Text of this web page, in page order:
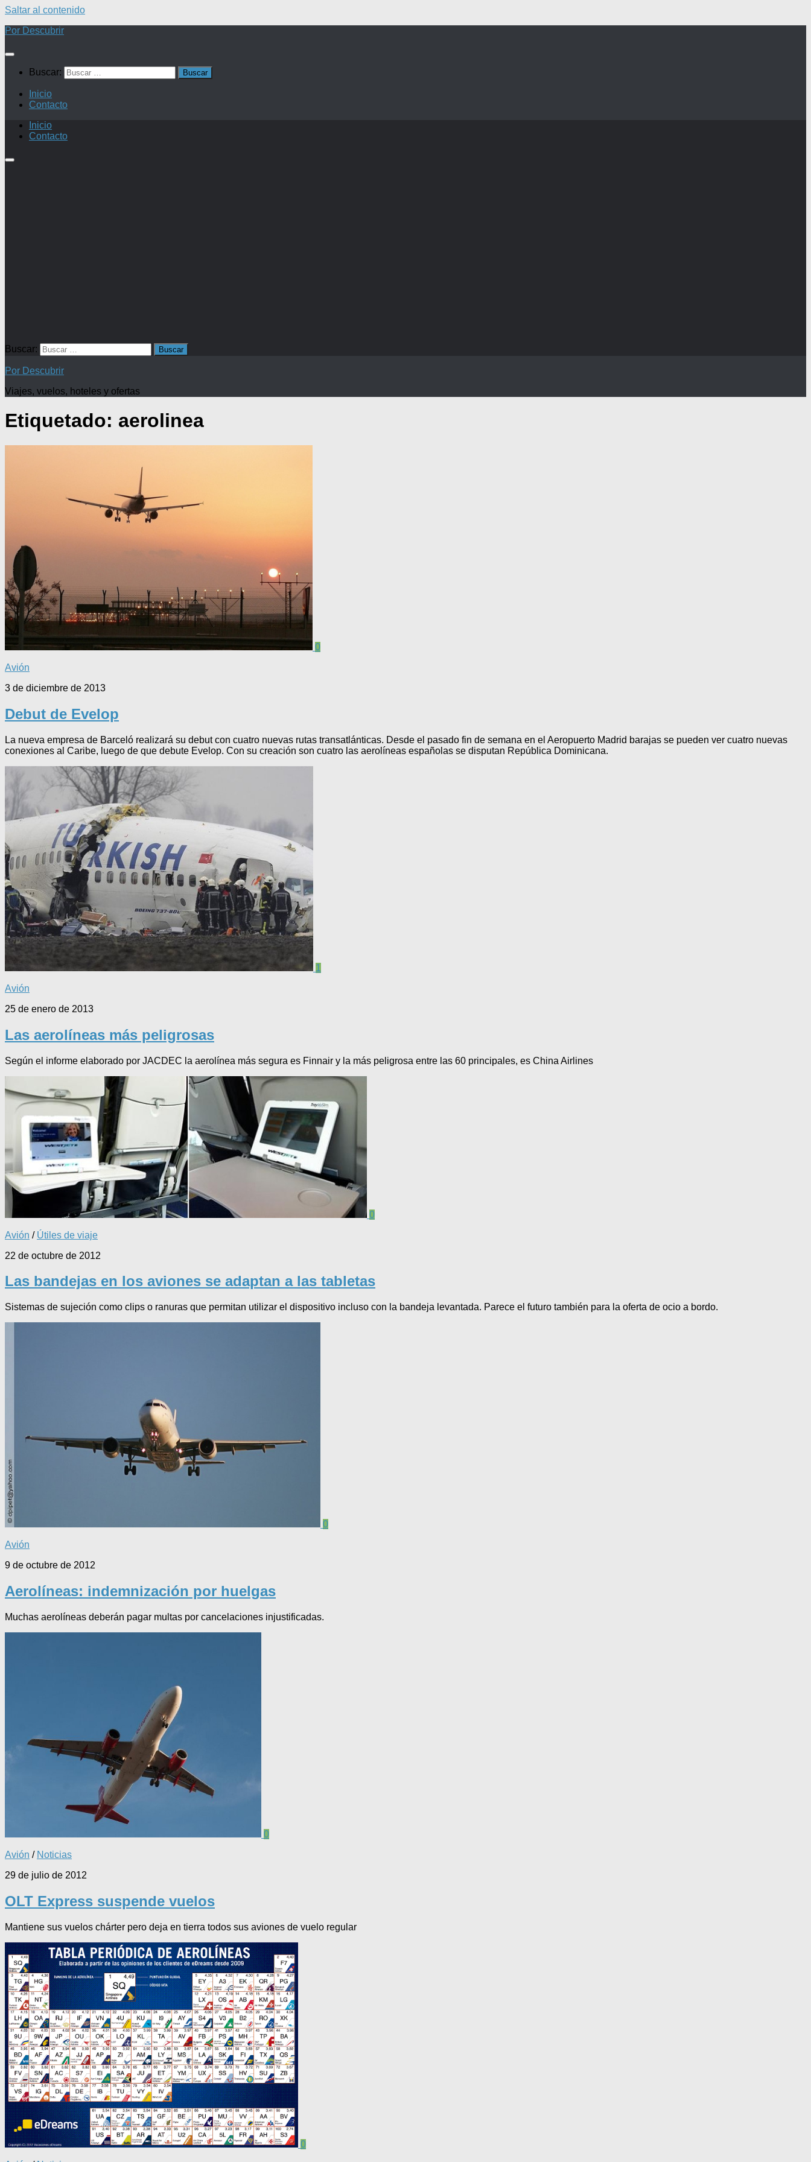
Saltar al contenido
Por Descubrir
Buscar:
Inicio
Contacto
Inicio
Contacto
Buscar:
Por Descubrir
Viajes, vuelos, hoteles y ofertas
Etiquetado: aerolinea
0
Avión
3 de diciembre de 2013
Debut de Evelop
La nueva empresa de Barceló realizará su debut con cuatro nuevas rutas transatlánticas. Desde el pasado fin de semana en el Aeropuerto Madrid barajas se pueden ver cuatro nuevas
conexiones al Caribe, luego de que debute Evelop. Con su creación son cuatro las aerolíneas españolas se disputan República Dominicana.
1
Avión
25 de enero de 2013
Las aerolíneas más peligrosas
Según el informe elaborado por JACDEC la aerolínea más segura es Finnair y la más peligrosa entre las 60 principales, es China Airlines
0
Avión / Útiles de viaje
22 de octubre de 2012
Las bandejas en los aviones se adaptan a las tabletas
Sistemas de sujeción como clips o ranuras que permitan utilizar el dispositivo incluso con la bandeja levantada. Parece el futuro también para la oferta de ocio a bordo.
0
Avión
9 de octubre de 2012
Aerolíneas: indemnización por huelgas
Muchas aerolíneas deberán pagar multas por cancelaciones injustificadas.
0
Avión / Noticias
29 de julio de 2012
OLT Express suspende vuelos
Mantiene sus vuelos chárter pero deja en tierra todos sus aviones de vuelo regular
0